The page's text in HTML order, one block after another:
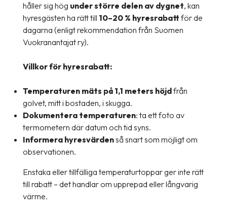
håller sig hög under större delen av dygnet, kan
hyresgästen ha rätt till 10–20 % hyresrabatt för de
dagarna (enligt rekommendation från Suomen
Vuokranantajat ry).
Villkor för hyresrabatt:
Temperaturen mäts på 1,1 meters höjdfrån
golvet, mitt i bostaden, i skugga.
Dokumentera temperaturen: ta ett foto av
termometern där datum och tid syns.
Informera hyresvärdenså snart som möjligt om
observationen.
Enstaka eller tillfälliga temperaturtoppar ger inte rätt
till rabatt – det handlar om upprepad eller långvarig
värme.